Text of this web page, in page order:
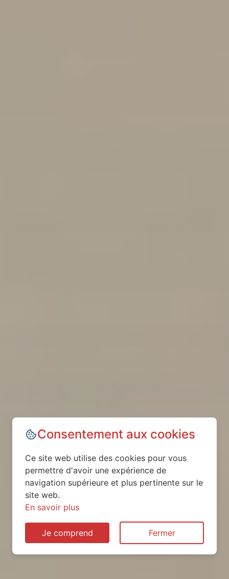
Consentement aux cookies
Ce site web utilise des cookies pour vous
permettre d'avoir une expérience de
navigation supérieure et plus pertinente sur le
site web.
En savoir plus
Je comprend Fermer